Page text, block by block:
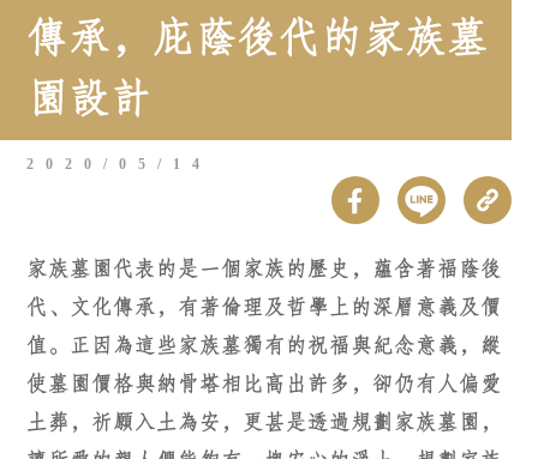
2020/05/14
傳承，庇蔭後代的家族墓
園設計
家族墓園代表的是一個家族的歷史，蘊含著福蔭後
代、文化傳承，有著倫理及哲學上的深層意義及價
值。正因為這些家族墓獨有的祝福與紀念意義，縱
使墓園價格與納骨塔相比高出許多，卻仍有人偏愛
土葬，祈願入土為安，更甚是透過規劃家族墓園，